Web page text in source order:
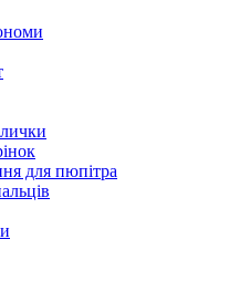
для пюпітра